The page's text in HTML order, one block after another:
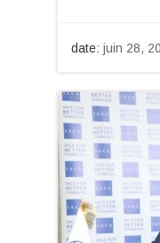
date: juin 28,